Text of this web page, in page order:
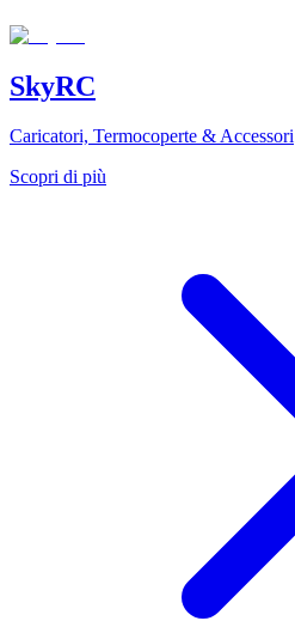
SkyRC
Caricatori, Termocoperte & Accessori
Scopri di più